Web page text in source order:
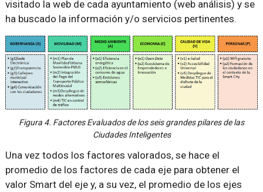
visitado la web de cada ayuntamiento (web análisis) y se
ha buscado la información y/o servicios pertinentes.
Figura 4. Factores Evaluados de los seis grandes pilares de las
Ciudades Inteligentes
Una vez todos los factores valorados, se hace el
promedio de los factores de cada eje para obtener el
valor Smart del eje y, a su vez, el promedio de los ejes